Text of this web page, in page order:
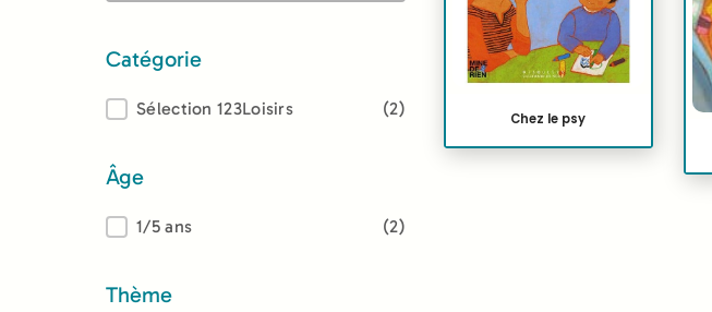
Catégorie
Catégorie
Sélection 123Loisirs (2)
Âge
Âge1/5 ans (2)
Thème
Chez le psy